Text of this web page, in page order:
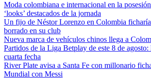
Moda colombiana e internacional en la
‘looks’ destacados de la jornada
Un fijo de Néstor Lorenzo en Colombia
borrado en su club
Nueva marca de vehículos chinos llega a
Partidos de la Liga Betplay de este 8 de
cuarta fecha
River Plate avisa a Santa Fe con millonario
Mundial con Messi